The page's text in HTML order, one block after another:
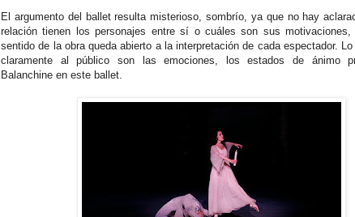
El argumento del ballet resulta misterioso, sombrío, ya que no hay
relación tienen los personajes entre sí o cuáles son sus
sentido de la obra queda abierto a la interpretación de cada espectador.
claramente al público son las emociones, los estados de ánimo
Balanchine en este ballet.